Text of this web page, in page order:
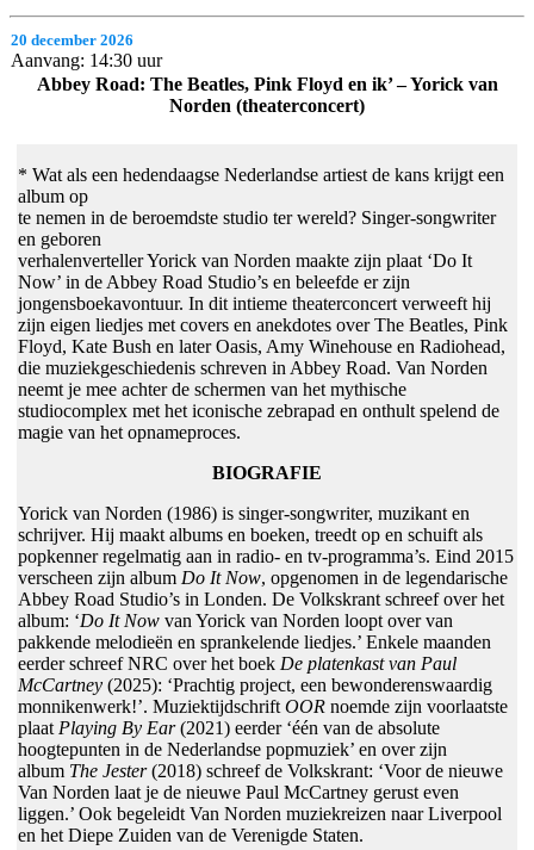
20 december 2026
Aanvang: 14:30 uur
Abbey Road: The Beatles, Pink Floyd en ik’ – Yorick van
Norden (theaterconcert)
* Wat als een hedendaagse Nederlandse artiest de kans krijgt een
album op
te nemen in de beroemdste studio ter wereld? Singer-songwriter
en geboren
verhalenverteller Yorick van Norden maakte zijn plaat ‘Do It
Now’ in de Abbey Road Studio’s en beleefde er zijn
jongensboekavontuur. In dit intieme theaterconcert verweeft hij
zijn eigen liedjes met covers en anekdotes over The Beatles, Pink
Floyd, Kate Bush en later Oasis, Amy Winehouse en Radiohead,
die muziekgeschiedenis schreven in Abbey Road. Van Norden
neemt je mee achter de schermen van het mythische
studiocomplex met het iconische zebrapad en onthult spelend de
magie van het opnameproces.
BIOGRAFIE
Yorick van Norden (1986) is singer-songwriter, muzikant en
schrijver. Hij maakt albums en boeken, treedt op en schuift als
popkenner regelmatig aan in radio- en tv-programma’s. Eind 2015
verscheen zijn album Do It Now, opgenomen in de legendarische
Abbey Road Studio’s in Londen. De Volkskrant schreef over het
album: ‘Do It Now van Yorick van Norden loopt over van
pakkende melodieën en sprankelende liedjes.’ Enkele maanden
eerder schreef NRC over het boek De platenkast van Paul
McCartney (2025): ‘Prachtig project, een bewonderenswaardig
monnikenwerk!’. MuziektijdschriftOOR noemde zijn voorlaatste
plaatPlaying By Ear(2021) eerder ‘één van de absolute
hoogtepunten in de Nederlandse popmuziek’ en over zijn
album The Jester(2018) schreef de Volkskrant: ‘Voor de nieuwe
Van Norden laat je de nieuwe Paul McCartney gerust even
liggen.’ Ook begeleidt Van Norden muziekreizen naar Liverpool
en het Diepe Zuiden van de Verenigde Staten.